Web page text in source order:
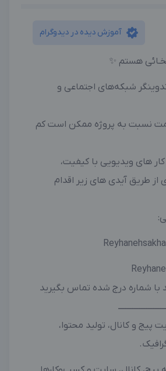
آموزش دیده در دیدوگرام
هستم ✨
شبکه‌های اجتماعی و
نسبت به پروژه ممکن است کم
های ویدیویی با کیفیت،
از طریق آیدی های زیر اقدام
با شماره درج شده تماس بگیرید
پیج و کانال، تولید محتوا،